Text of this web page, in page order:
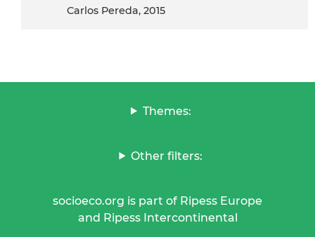
Carlos Pereda, 2015
Themes:
Other filters:
socioeco.org is part of Ripess Europe
and Ripess Intercontinental